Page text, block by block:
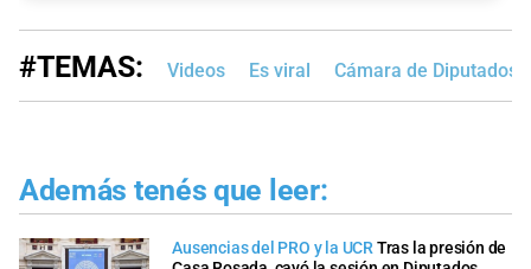
#TEMAS: Videos Es viral Cámara de Diputados
Además tenés que leer:
Ausencias del PRO y la UCRTras la presión de